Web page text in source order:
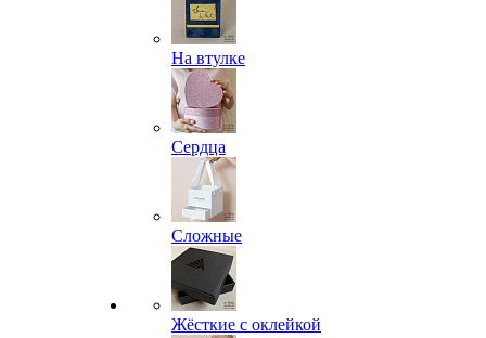
На втулке
Сердца
Сложные
Жёсткие с оклейкой